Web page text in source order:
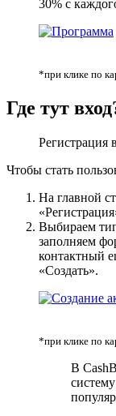
30% с
*при клике по
Где тут
Регистрация
Чтобы стать
На главной
Выбираем
заполняем
контактный
«Создать».
*при клике по
В